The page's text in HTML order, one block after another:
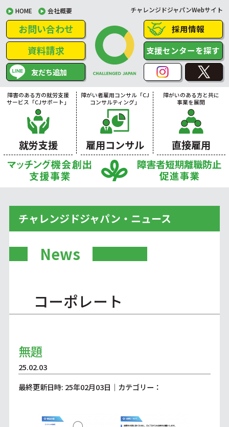
HOME 会社概要 チャレンジドジャパンWebサイト
お問い合わせ
資料請求
友だち追加
採用情報
支援センターを探す
障害のある方の就労支援
サービス「CJサポート」
就労支援
障がい者雇用コンサル「CJ
コンサルティング」
雇用コンサル
障がいのある方と共に
事業を展開
直接雇用
チャレンジドジャパン・ニュース
News
コーポレート
無題
25.02.03
最終更新日時: 25年02月03日｜カテゴリー：